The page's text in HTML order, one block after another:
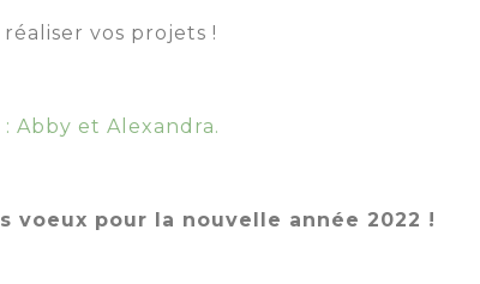
vos projets !
Abby et Alexandra.
voeux pour la nouvelle année 2022 !